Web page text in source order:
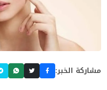
مشاركة الخبر: